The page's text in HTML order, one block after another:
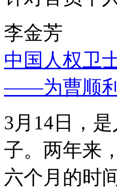
李金芳
中国人权卫
——为曹顺利
3月14日，
子。两年来
六个月的时